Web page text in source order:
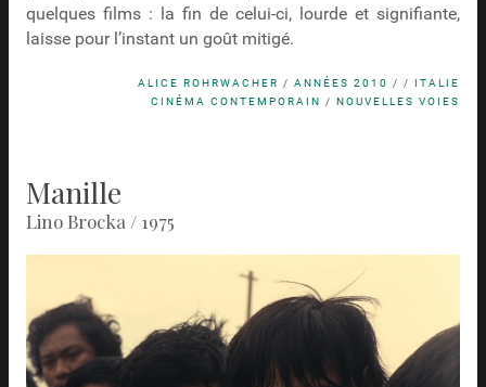
quelques films : la fin de celui-ci, lourde et signifiante,
laisse pour l’instant un goût mitigé.
ALICE ROHRWACHER /ANNÉES 2010 / /ITALIE
CINÉMA CONTEMPORAIN /NOUVELLES VOIES
Manille
Lino Brocka / 1975